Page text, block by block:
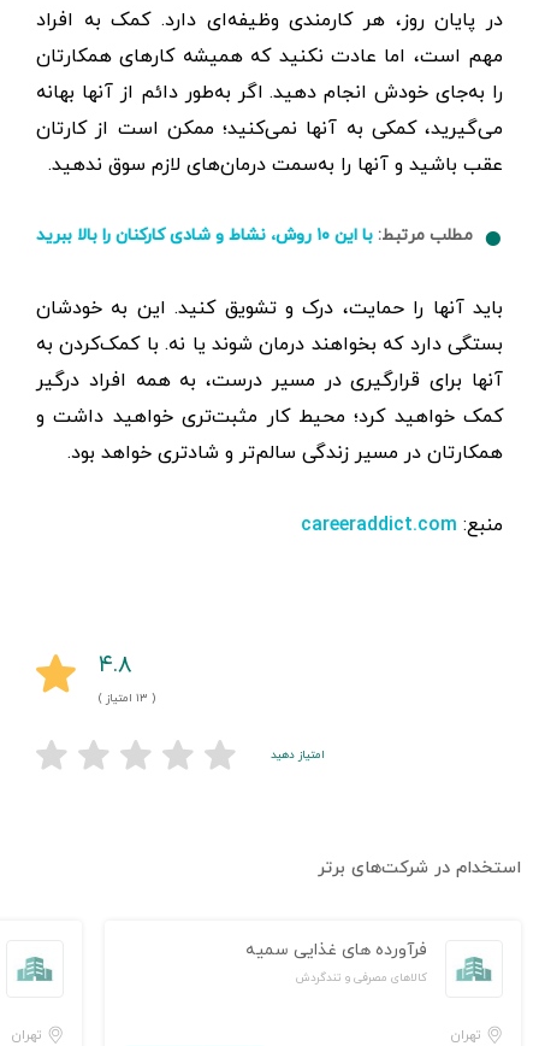
در پایان روز، هر کارمندی وظیفه‌ای دارد. کمک به افراد
مهم است، اما عادت نکنید که همیشه کارهای همکارتان
را به‌جای خودش انجام دهید. اگر به‌طور دائم از آنها بهانه
می‌گیرید، کمکی به آنها نمی‌کنید؛ ممکن است از کارتان
عقب باشید و آنها را به‌سمت درمان‌های لازم سوق ندهید.
مطلب مرتبط: با این ۱۰ روش، نشاط و شادی کارکنان را بالا ببرید
باید آنها را حمایت، درک و تشویق کنید. این به خودشان
بستگی دارد که بخواهند درمان شوند یا نه. با کمک‌کردن به
آنها برای قرارگیری در مسیر درست، به همه افراد درگیر
کمک خواهید کرد؛ محیط کار مثبت‌تری خواهید داشت و
همکارتان در مسیر زندگی سالم‌تر و شادتری خواهد بود.
منبع: careeraddict.com
۴.۸
( ۱۳ امتیاز )
امتیاز دهید
استخدام در شرکت‌های برتر
فرآورده های غذایی سمیه
کالاهای مصرفی و تندگردش
تهران
تهران